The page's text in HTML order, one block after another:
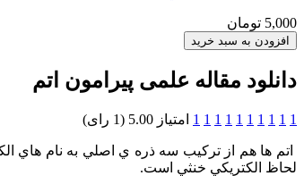
5,000 تومان
دانلود مقاله علمی پیرامون اتم
1
1
1
1
1
1
1
1
1
1 امتیاز 5.00 (1 رای)
لحاظ الكتريكي خنثي است.